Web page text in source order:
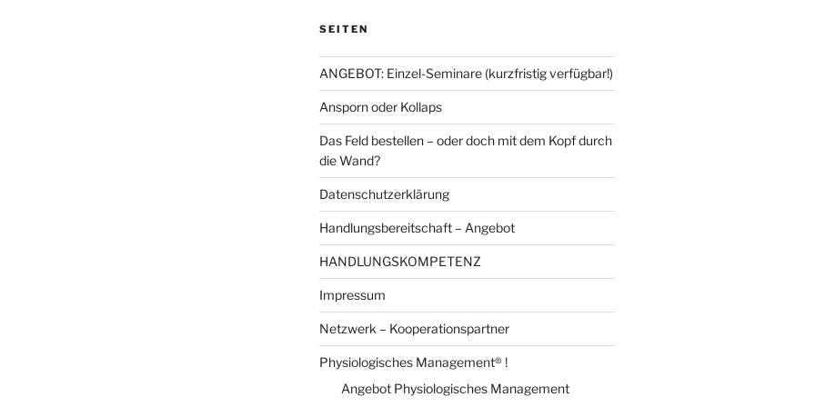
SEITEN
ANGEBOT: Einzel-Seminare (kurzfristig verfügbar!)
Ansporn oder Kollaps
Das Feld bestellen – oder doch mit dem Kopf durch
die Wand?
Datenschutzerklärung
Handlungsbereitschaft – Angebot
HANDLUNGSKOMPETENZ
Impressum
Netzwerk – Kooperationspartner
Physiologisches Management® !
Angebot Physiologisches Management